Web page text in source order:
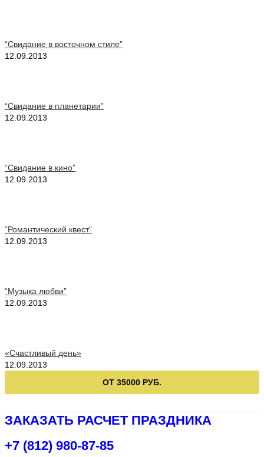
“Свидание в восточном стиле”
12.09.2013
“Свидание в планетарии”
12.09.2013
“Свидание в кино”
12.09.2013
“Романтический квест”
12.09.2013
“Музыка любви”
12.09.2013
«Счастливый день»
12.09.2013
ОТ 35000 РУБ.
ЗАКАЗАТЬ РАСЧЕТ ПРАЗДНИКА
+7 (812) 980-87-85